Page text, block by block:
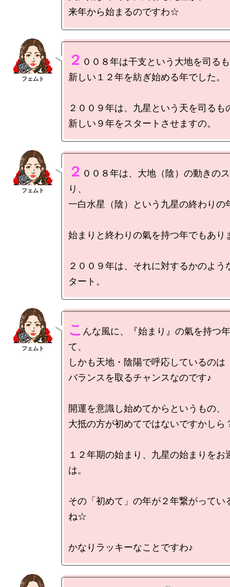
２ ００８年は干支という大地を司る
新しい１２年を紡ぎ始める年でした。
２００９年は、九星という天を司るも
２ ００８年は、大地（陰）の動きの
り、
一白水星（陰）という九星の終わりの
始まりと終わりの氣を持つ年でもあ
２００９年は、それに対するかのよう
こ んな風に、『始まり』の氣を持つ
て、
しかも天地・陰陽で呼応しているのは
バランスを取るチャンスなのです♪
開運を意識し始めてからというもの、
大抵の方が初めてではないですかしら
１２年期の始まり、九星の始まりをお
は。
その「初めて」の年が２年繋がってい
ね☆